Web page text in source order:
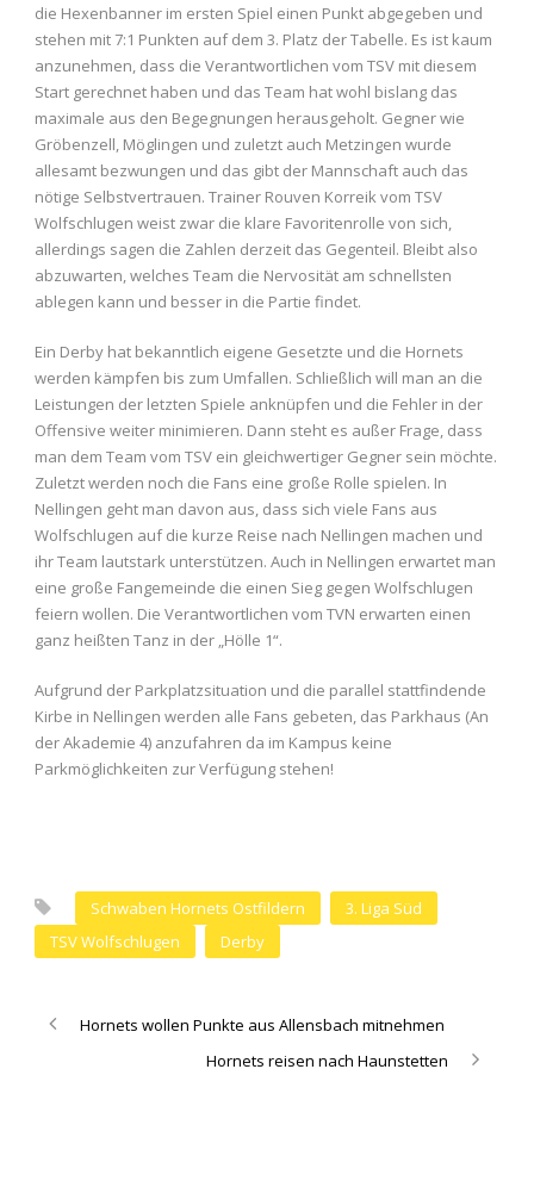
die Hexenbanner im ersten Spiel einen Punkt abgegeben und
stehen mit 7:1 Punkten auf dem 3. Platz der Tabelle. Es ist kaum
anzunehmen, dass die Verantwortlichen vom TSV mit diesem
Start gerechnet haben und das Team hat wohl bislang das
maximale aus den Begegnungen herausgeholt. Gegner wie
Gröbenzell, Möglingen und zuletzt auch Metzingen wurde
allesamt bezwungen und das gibt der Mannschaft auch das
nötige Selbstvertrauen. Trainer Rouven Korreik vom TSV
Wolfschlugen weist zwar die klare Favoritenrolle von sich,
allerdings sagen die Zahlen derzeit das Gegenteil. Bleibt also
abzuwarten, welches Team die Nervosität am schnellsten
ablegen kann und besser in die Partie findet.
Ein Derby hat bekanntlich eigene Gesetzte und die Hornets
werden kämpfen bis zum Umfallen. Schließlich will man an die
Leistungen der letzten Spiele anknüpfen und die Fehler in der
Offensive weiter minimieren. Dann steht es außer Frage, dass
man dem Team vom TSV ein gleichwertiger Gegner sein möchte.
Zuletzt werden noch die Fans eine große Rolle spielen. In
Nellingen geht man davon aus, dass sich viele Fans aus
Wolfschlugen auf die kurze Reise nach Nellingen machen und
ihr Team lautstark unterstützen. Auch in Nellingen erwartet man
eine große Fangemeinde die einen Sieg gegen Wolfschlugen
feiern wollen. Die Verantwortlichen vom TVN erwarten einen
ganz heißten Tanz in der „Hölle 1“.
Aufgrund der Parkplatzsituation und die parallel stattfindende
Kirbe in Nellingen werden alle Fans gebeten, das Parkhaus (An
der Akademie 4) anzufahren da im Kampus keine
Parkmöglichkeiten zur Verfügung stehen!
Schwaben Hornets Ostfildern
3. Liga Süd
TSV Wolfschlugen
Derby
Hornets wollen Punkte aus Allensbach mitnehmen
Hornets reisen nach Haunstetten